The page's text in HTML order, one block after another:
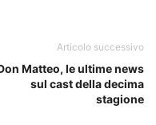
Articolo successivo
Matteo, le ultime news
sul cast della decima
stagione